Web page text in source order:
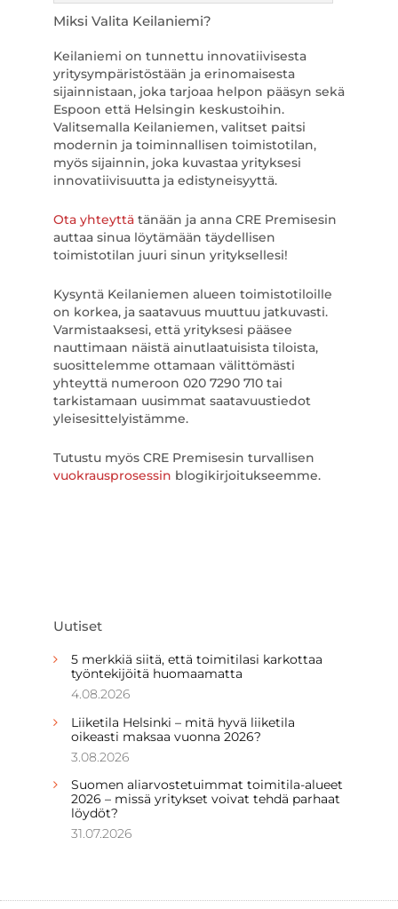
Miksi Valita Keilaniemi?
Keilaniemi on tunnettu innovatiivisesta
yritysympäristöstään ja erinomaisesta
sijainnistaan, joka tarjoaa helpon pääsyn sekä
Espoon että Helsingin keskustoihin.
Valitsemalla Keilaniemen, valitset paitsi
modernin ja toiminnallisen toimistotilan,
myös sijainnin, joka kuvastaa yrityksesi
innovatiivisuutta ja edistyneisyyttä.
Ota yhteyttätänään ja anna CRE Premisesin
auttaa sinua löytämään täydellisen
toimistotilan juuri sinun yrityksellesi!
Kysyntä Keilaniemen alueen toimistotiloille
on korkea, ja saatavuus muuttuu jatkuvasti.
Varmistaaksesi, että yrityksesi pääsee
nauttimaan näistä ainutlaatuisista tiloista,
suosittelemme ottamaan välittömästi
yhteyttä numeroon 020 7290 710 tai
tarkistamaan uusimmat saatavuustiedot
yleisesittelyistämme.
Tutustu myös CRE Premisesin turvallisen
vuokrausprosessin blogikirjoitukseemme.
Uutiset
5 merkkiä siitä, että toimitilasi karkottaa
työntekijöitä huomaamatta
4.08.2026
Liiketila Helsinki – mitä hyvä liiketila
oikeasti maksaa vuonna 2026?
3.08.2026
Suomen aliarvostetuimmat toimitila-alueet
2026 – missä yritykset voivat tehdä parhaat
löydöt?
31.07.2026